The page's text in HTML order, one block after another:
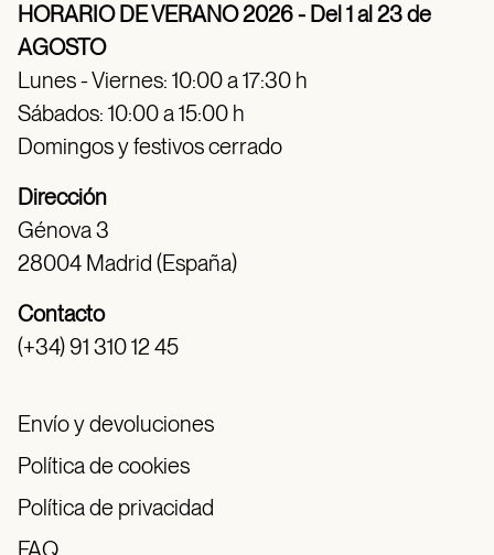
HORARIO DE VERANO 2026 - Del 1 al 23 de
AGOSTO
Lunes - Viernes: 10:00 a 17:30 h
Sábados: 10:00 a 15:00 h
Domingos y festivos cerrado
Dirección
Génova 3
28004 Madrid (España)
Contacto
(+34) 91 310 12 45
Envío y devoluciones
Política de cookies
Política de privacidad
FAQ